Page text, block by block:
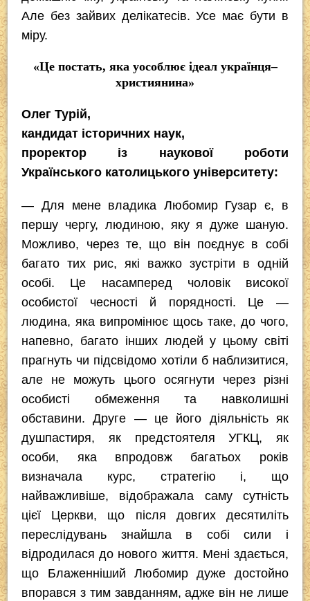
Але без зайвих делікатесів. Усе має бути в
міру.
«Це постать, яка уособлює ідеал українця–
християнина»
Олег Турій,
кандидат історичних наук,
проректор із наукової роботи
Українського католицького університету:
— Для мене владика Любомир Гузар є, в
першу чергу, людиною, яку я дуже шаную.
Можливо, через те, що він поєднує в собі
багато тих рис, які важко зустріти в одній
особі. Це насамперед чоловік високої
особистої чесності й порядності. Це —
людина, яка випромінює щось таке, до чого,
напевно, багато інших людей у цьому світі
прагнуть чи підсвідомо хотіли б наблизитися,
але не можуть цього осягнути через різні
особисті обмеження та навколишні
обставини. Друге — це його діяльність як
душпастиря, як предстоятеля УГКЦ, як
особи, яка впродовж багатьох років
визначала курс, стратегію і, що
найважливіше, відображала саму сутність
цієї Церкви, що після довгих десятиліть
переслідувань знайшла в собі сили і
відродилася до нового життя. Мені здається,
що Блаженніший Любомир дуже достойно
впорався з тим завданням, адже він не лише